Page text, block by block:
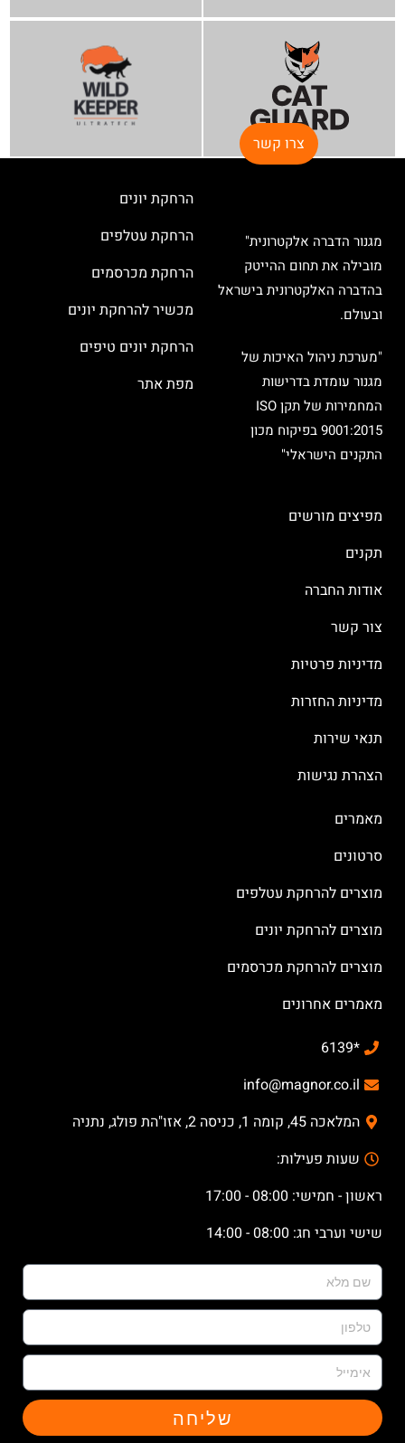
צרו קשר
מגנור הדברה אלקטרונית"
מובילה את תחום ההייטק
בהדברה האלקטרונית בישראל
ובעולם.
"מערכת ניהול האיכות של
מגנור עומדת בדרישות
המחמירות של תקן ISO
9001:2015 בפיקוח מכון
התקנים הישראלי"
הרחקת יונים
הרחקת עטלפים
הרחקת מכרסמים
מכשיר להרחקת יונים
הרחקת יונים טיפים
מפת אתר
מפיצים מורשים
תקנים
אודות החברה
צור קשר
מדיניות פרטיות
מדיניות החזרות
תנאי שירות
הצהרת נגישות
מאמרים
סרטונים
מוצרים להרחקת עטלפים
מוצרים להרחקת יונים
מוצרים להרחקת מכרסמים
מאמרים אחרונים
*6139
info@magnor.co.il
המלאכה 45, קומה 1, כניסה 2, אזו"הת פולג, נתניה
שעות פעילות:
ראשון - חמישי: 08:00 - 17:00
שישי וערבי חג: 08:00 - 14:00
שליחה